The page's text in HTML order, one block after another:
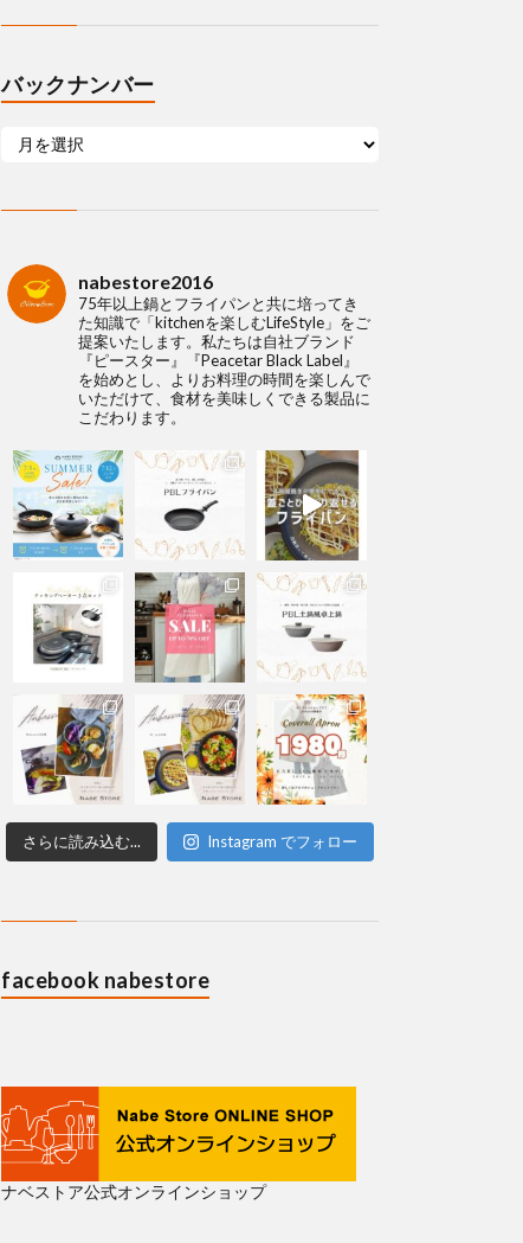
バックナンバー
nabestore2016
75年以上鍋とフライパンと共に培ってき
た知識で「kitchenを楽しむLifeStyle」をご
提案いたします。私たちは自社ブランド
『ピースター』『Peacetar Black Label』
を始めとし、よりお料理の時間を楽しんで
いただけて、食材を美味しくできる製品に
こだわります。
さらに読み込む... Instagram でフォロー
facebook nabestore
ナベストア公式オンラインショップ